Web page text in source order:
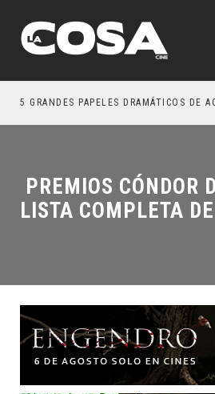
5 GRANDES PAPELES DRAMÁTICOS DE
PREMIOS CÓNDOR
LISTA COMPLETA